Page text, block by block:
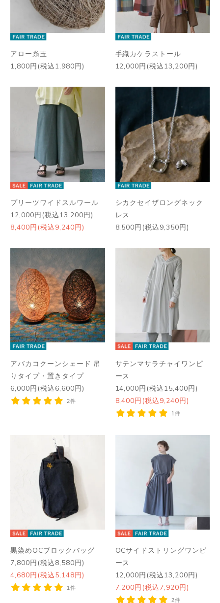
アロー糸玉
1,800円(税込1,980円)
手織カケラストール
12,000円(税込13,200円)
プリーツワイドスルワール
12,000円(税込13,200円)
8,400円(税込9,240円)
シカクセイザロングネック
レス
8,500円(税込9,350円)
アバカコクーンシェード 吊
りタイプ・置きタイプ
6,000円(税込6,600円)
2件
サテンマサラチャイワンピ
ース
14,000円(税込15,400円)
8,400円(税込9,240円)
1件
黒染めOCブロックバッグ
7,800円(税込8,580円)
4,680円(税込5,148円)
1件
OCサイドストリングワンピ
ース
12,000円(税込13,200円)
7,200円(税込7,920円)
2件